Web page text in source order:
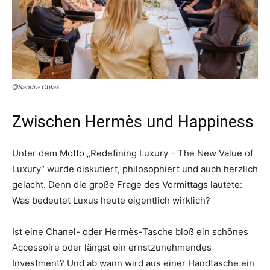
@Sandra Oblak
Zwischen Hermès und Happiness
Unter dem Motto „Redefining Luxury – The New Value of
Luxury“ wurde diskutiert, philosophiert und auch herzlich
gelacht. Denn die große Frage des Vormittags lautete:
Was bedeutet Luxus heute eigentlich wirklich?
Ist eine Chanel- oder Hermès-Tasche bloß ein schönes
Accessoire oder längst ein ernstzunehmendes
Investment? Und ab wann wird aus einer Handtasche ein